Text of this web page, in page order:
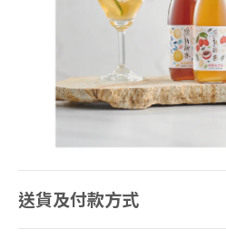
送貨及付款方式